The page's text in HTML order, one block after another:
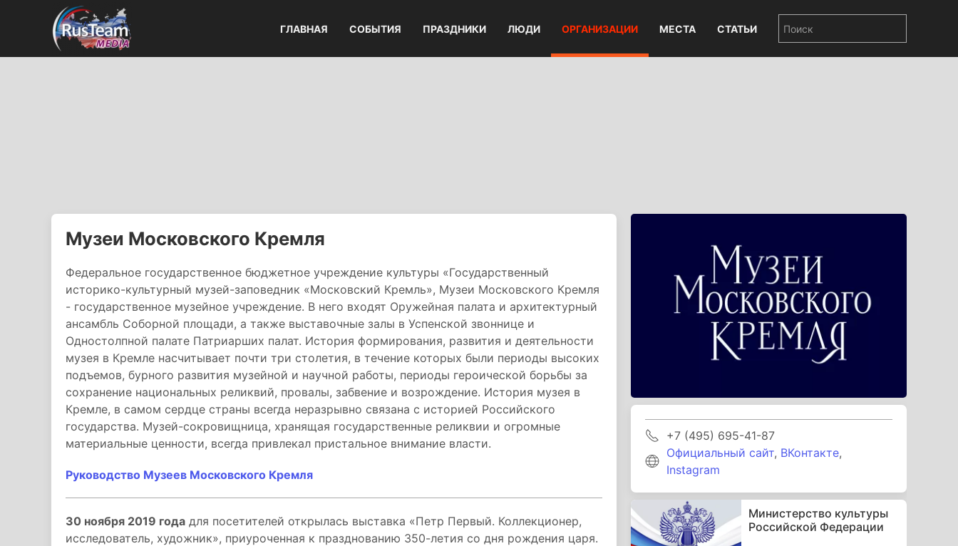
ГЛАВНАЯ СОБЫТИЯ ПРАЗДНИКИ ЛЮДИ ОРГАНИЗАЦИИ МЕСТА СТАТЬИ
Музеи Московского Кремля
Федеральное государственное бюджетное учреждение культуры «Государственный
историко-культурный музей-заповедник «Московский Кремль», Музеи Московского Кремля
- государственное музейное учреждение. В него входят Оружейная палата и архитектурный
ансамбль Соборной площади, а также выставочные залы в Успенской звоннице и
Одностолпной палате Патриарших палат. История формирования, развития и деятельности
музея в Кремле насчитывает почти три столетия, в течение которых были периоды высоких
подъемов, бурного развития музейной и научной работы, периоды героической борьбы за
сохранение национальных реликвий, провалы, забвение и возрождение. История музея в
Кремле, в самом сердце страны всегда неразрывно связана с историей Российского
государства. Музей-сокровищница, хранящая государственные реликвии и огромные
материальные ценности, всегда привлекал пристальное внимание власти.
Руководство Музеев Московского Кремля
30 ноября 2019 года для посетителей открылась выставка «Петр Первый. Коллекционер,
исследователь, художник», приуроченная к празднованию 350-летия со дня рождения царя.
+7 (495) 695-41-87
Официальный сайт, ВКонтакте,
Instagram
Министерство культуры
Российской Федерации